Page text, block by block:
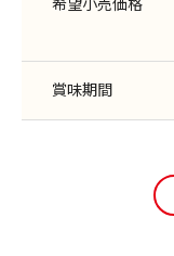
希望小売価格
賞味期間